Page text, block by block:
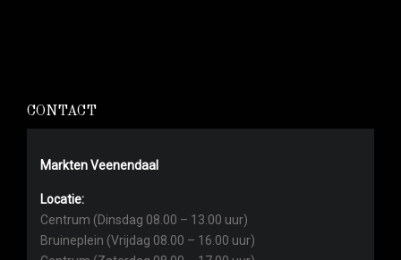
CONTACT
Markten Veenendaal
Locatie:
Centrum (Dinsdag 08.00 – 13.00 uur)
Bruineplein (Vrijdag 08.00 – 16.00 uur)